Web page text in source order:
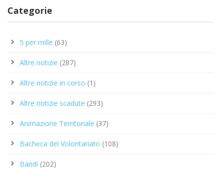
Categorie
5 per mille (63)
Altre notizie (287)
Altre notizie in corso (1)
Altre notizie scadute (293)
Animazione Territoriale (37)
Bacheca del Volontariato (108)
Bandi (202)